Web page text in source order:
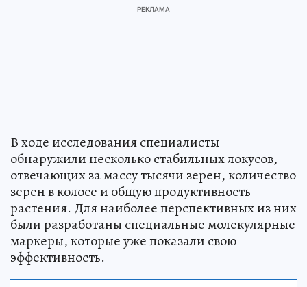
В ходе исследования специалисты
обнаружили несколько стабильных локусов,
отвечающих за массу тысячи зерен, количество
зерен в колосе и общую продуктивность
растения. Для наиболее перспективных из них
были разработаны специальные молекулярные
маркеры, которые уже показали свою
эффективность.